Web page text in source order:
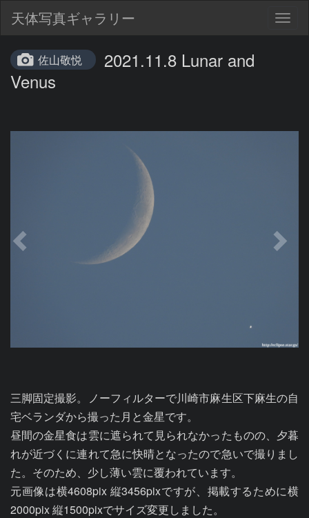
天体写真ギャラリー
佐山敬悦
2021.11.8 Lunar and
Venus
三脚固定撮影。ノーフィルターで川崎市麻生区下麻生の自
宅ベランダから撮った月と金星です。
昼間の金星食は雲に遮られて見られなかったものの、夕暮
れが近づくに連れて急に快晴となったので急いで撮りまし
た。そのため、少し薄い雲に覆われています。
元画像は横4608pix 縦3456pixですが、掲載するために横
2000pix 縦1500pixでサイズ変更しました。